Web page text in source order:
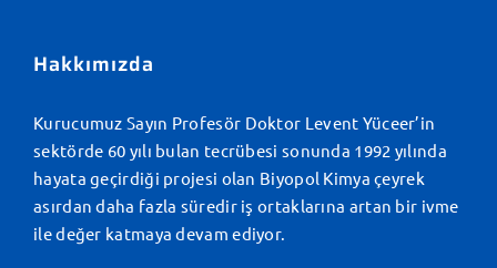
Hakkımızda
Kurucumuz Sayın Profesör Doktor Levent Yüceer’in
sektörde 60 yılı bulan tecrübesi sonunda 1992 yılında
hayata geçirdiği projesi olan Biyopol Kimya çeyrek
asırdan daha fazla süredir iş ortaklarına artan bir ivme
ile değer katmaya devam ediyor.